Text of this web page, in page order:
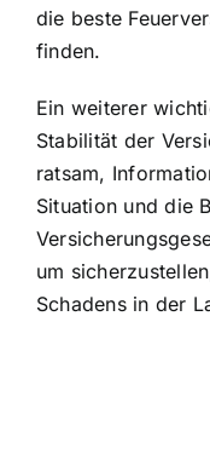
die beste
finden.
Ein weiterer
Stabilität der
ratsam,
Situation und die
um
Schadens in der